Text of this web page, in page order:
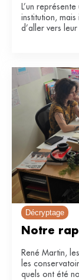
L’un
institution,
d’aller vers
Décryptage
Notre
René Martin,
les
quels ont été